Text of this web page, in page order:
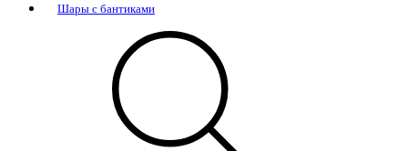
Шары с бантиками